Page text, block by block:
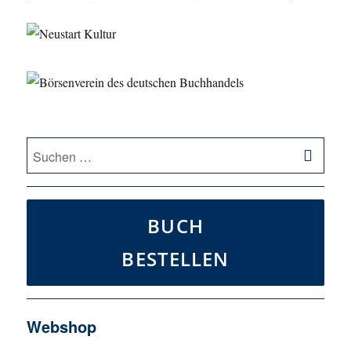
Suche
nach:
BUCH
BESTELLEN
Webshop